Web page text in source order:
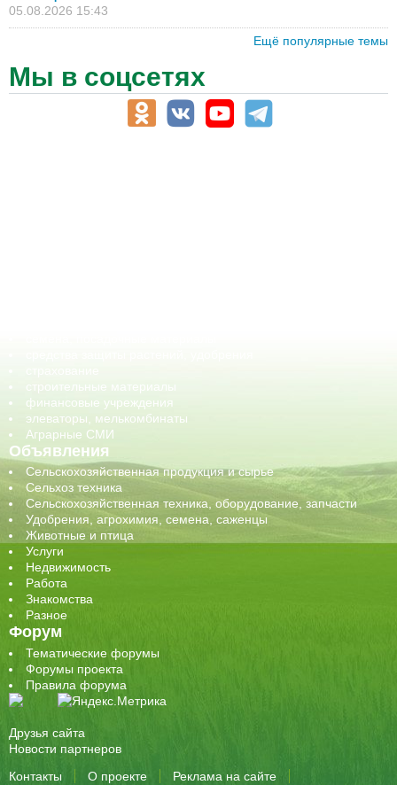
05.08.2026 15:43
Ещё популярные темы
Мы в соцсетях
строительные материалы
финансовые учреждения
элеваторы, мелькомбинаты
Аграрные СМИ
Объявления
Сельскохозяйственная продукция и сырье
Сельхоз техника
Сельскохозяйственная техника, оборудование, запчасти
Удобрения, агрохимия, семена, саженцы
Животные и птица
Услуги
Недвижимость
Работа
Знакомства
Разное
Форум
Тематические форумы
Форумы проекта
Правила форума
Друзья сайта
Новости партнеров
Контакты
О проекте Реклама на сайте